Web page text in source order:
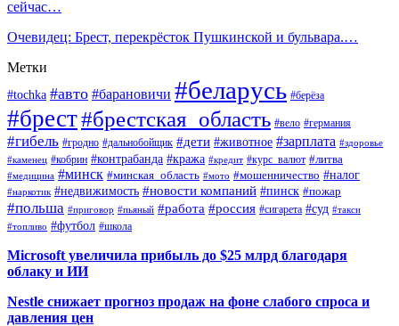
сейчас…
Очевидец: Брест, перекрёсток Пушкинской и бульвара.…
Метки
#tochka #авто #барановичи #беларусь #берёза
#брест#брестская_область #вело #германия
#гибель #гродно #дальнобойщик #дети #животное #зарплата #здоровье
#каменец #кобрин #контрабанда #кража #кредит #курс_валют #литва
#медицина #минск #минская_область #мото #мошенничество #налог
#наркотик #недвижимость #новости компаний #пинск #пожар
#польша #приговор #пьяный #работа #россия #сигарета #суд #такси
#топливо #футбол #школа
Microsoft увеличила прибыль до $25 млрд благодаря
облаку и ИИ
Nestle снижает прогноз продаж на фоне слабого спроса и
давления цен